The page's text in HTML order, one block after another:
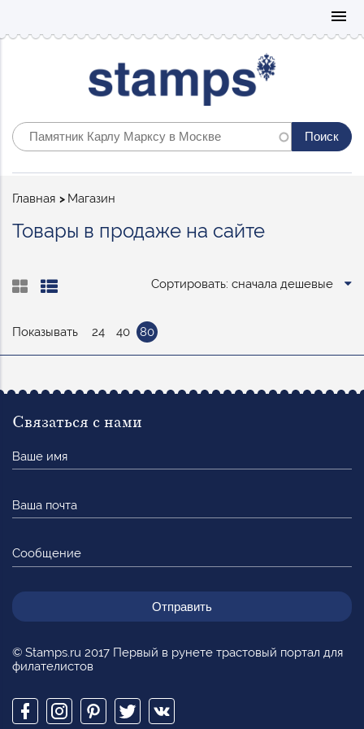
menu
Строка
Главная Магазин
Товары в продаже на сайте
Сортировать: сначала дешевые
Показывать 24 40 80
© Stamps.ru 2017 Первый в рунете трастовый портал для
филателистов
Связаться с нами
имя
почта
Сообщение